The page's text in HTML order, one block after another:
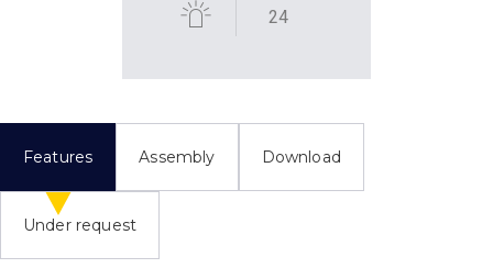
24
Features Assembly Download
Under request